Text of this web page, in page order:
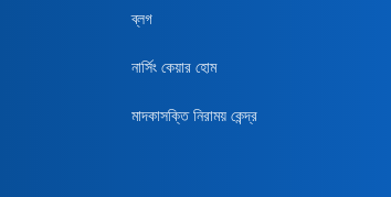
ব্লগ
নার্সিং কেয়ার হোম
মাদকাসক্তি নিরাময় কেন্দ্র